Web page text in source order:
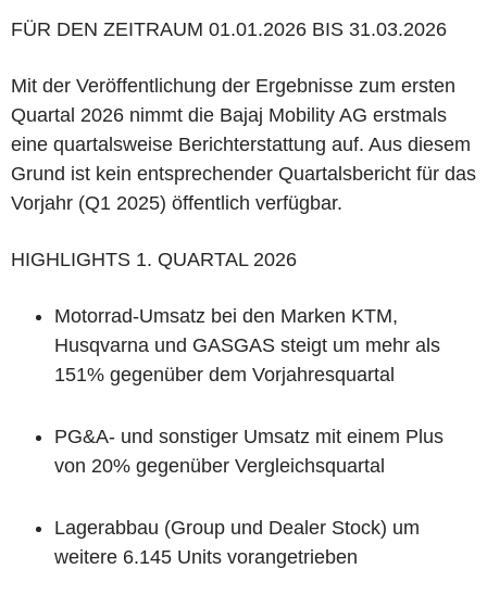
FÜR DEN ZEITRAUM 01.01.2026 BIS 31.03.2026
Mit der Veröffentlichung der Ergebnisse zum ersten
Quartal 2026 nimmt die Bajaj Mobility AG erstmals
eine quartalsweise Berichterstattung auf. Aus diesem
Grund ist kein entsprechender Quartalsbericht für das
Vorjahr (Q1 2025) öffentlich verfügbar.
HIGHLIGHTS 1. QUARTAL 2026
Motorrad-Umsatz bei den Marken KTM,
Husqvarna und GASGAS steigt um mehr als
151% gegenüber dem Vorjahresquartal
PG&A- und sonstiger Umsatz mit einem Plus
von 20% gegenüber Vergleichsquartal
Lagerabbau (Group und Dealer Stock) um
weitere 6.145 Units vorangetrieben